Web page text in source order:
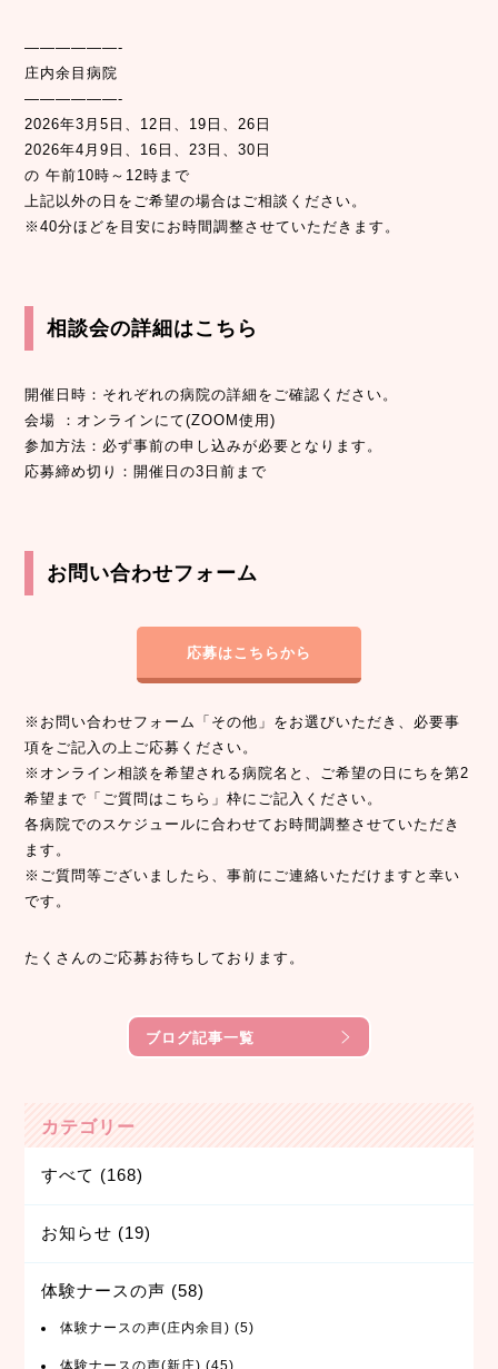
——————-
庄内余目病院
——————-
2026年3月5日、12日、19日、26日
2026年4月9日、16日、23日、30日
の 午前10時～12時まで
上記以外の日をご希望の場合はご相談ください。
※40分ほどを目安にお時間調整させていただきます。
相談会の詳細はこちら
開催日時：それぞれの病院の詳細をご確認ください。
会場 ：オンラインにて(ZOOM使用)
参加方法：必ず事前の申し込みが必要となります。
応募締め切り：開催日の3日前まで
お問い合わせフォーム
応募はこちらから
※お問い合わせフォーム「その他」をお選びいただき、必要事
項をご記入の上ご応募ください。
※オンライン相談を希望される病院名と、ご希望の日にちを第2
希望まで「ご質問はこちら」枠にご記入ください。
各病院でのスケジュールに合わせてお時間調整させていただき
ます。
※ご質問等ございましたら、事前にご連絡いただけますと幸い
です。
たくさんのご応募お待ちしております。
ブログ記事一覧
カテゴリー
すべて (168)
お知らせ (19)
体験ナースの声 (58)
体験ナースの声(庄内余目) (5)
体験ナースの声(新庄) (45)